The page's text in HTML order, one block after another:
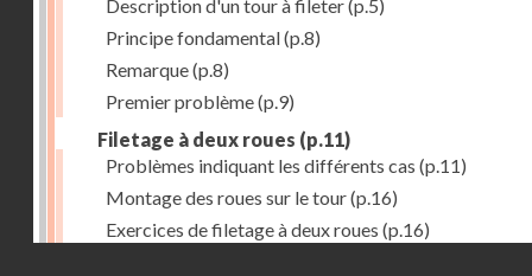
Description d'un tour à fileter(p.5)
Principe fondamental(p.8)
Remarque(p.8)
Premier problème(p.9)
Filetage à deux roues (p.11)
Problèmes indiquant les différents cas (p.11)
Montage des roues sur le tour(p.16)
Exercices de filetage à deux roues (p.16)